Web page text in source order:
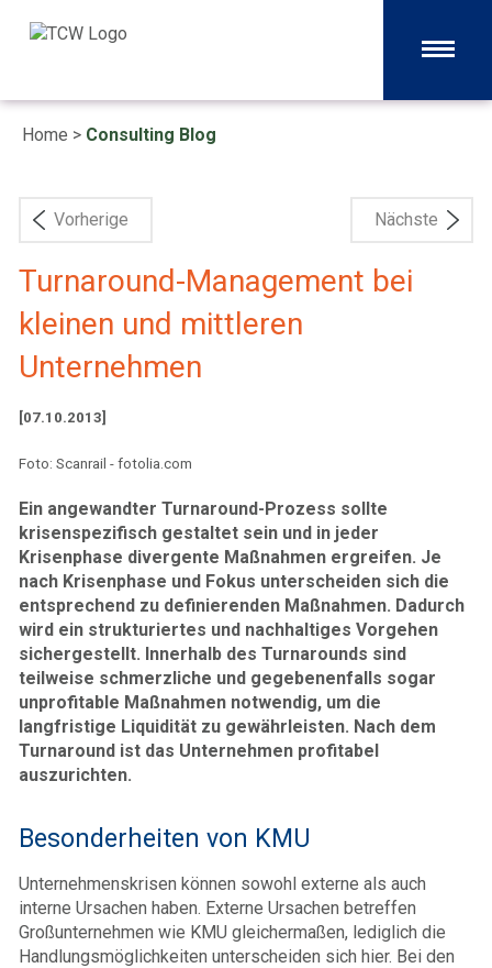
Home > Consulting Blog
Vorherige Nächste
Turnaround-Management bei
kleinen und mittleren
Unternehmen
[07.10.2013]
Foto: Scanrail - fotolia.com
Ein angewandter Turnaround-Prozess sollte
krisenspezifisch gestaltet sein und in jeder
Krisenphase divergente Maßnahmen ergreifen. Je
nach Krisenphase und Fokus unterscheiden sich die
entsprechend zu definierenden Maßnahmen. Dadurch
wird ein strukturiertes und nachhaltiges Vorgehen
sichergestellt. Innerhalb des Turnarounds sind
teilweise schmerzliche und gegebenenfalls sogar
unprofitable Maßnahmen notwendig, um die
langfristige Liquidität zu gewährleisten. Nach dem
Turnaround ist das Unternehmen profitabel
auszurichten.
Besonderheiten von KMU
Unternehmenskrisen können sowohl externe als auch
interne Ursachen haben. Externe Ursachen betreffen
Großunternehmen wie KMU gleichermaßen, lediglich die
Handlungsmöglichkeiten unterscheiden sich hier. Bei den